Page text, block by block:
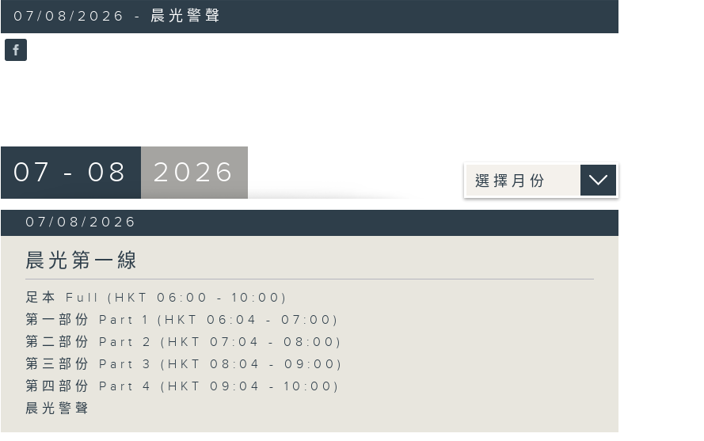
12
minutes,
14
seconds
90%
07/08/2026 - 晨光警聲
07 - 08 2026
07/08/2026
晨光第一線
足本 Full (HKT 06:00 - 10:00)
第一部份 Part 1 (HKT 06:04 - 07:00)
第二部份 Part 2 (HKT 07:04 - 08:00)
第三部份 Part 3 (HKT 08:04 - 09:00)
第四部份 Part 4 (HKT 09:04 - 10:00)
晨光警聲